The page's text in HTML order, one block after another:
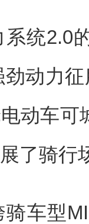
统2.0
动力
动车可
了骑行
型